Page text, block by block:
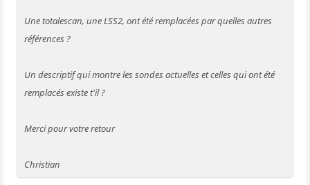
Une totalescan, une LSS2, ont été remplacées par quelles autres
références ?
Un descriptif qui montre les sondes actuelles et celles qui ont été
remplacés existe t'il ?
Merci pour votre retour
Christian